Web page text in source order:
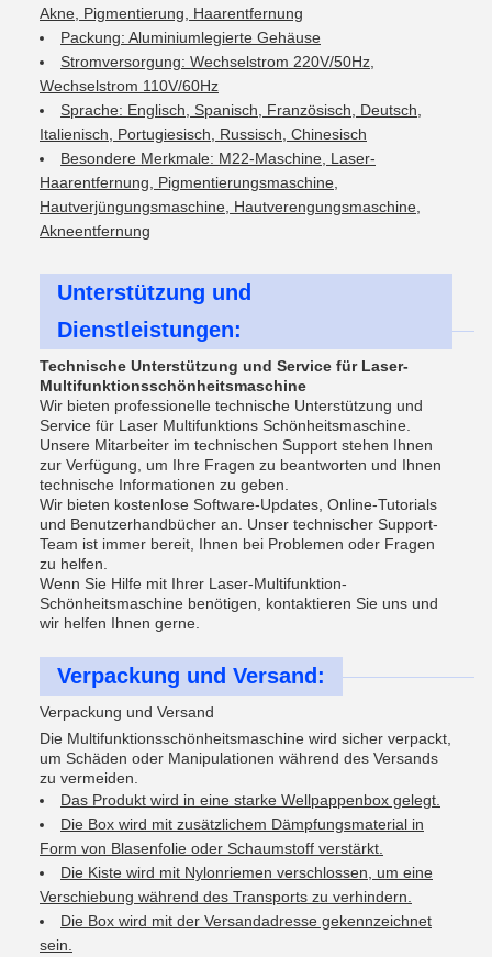
Akne, Pigmentierung, Haarentfernung
Packung: Aluminiumlegierte Gehäuse
Stromversorgung: Wechselstrom 220V/50Hz,
Wechselstrom 110V/60Hz
Sprache: Englisch, Spanisch, Französisch, Deutsch,
Italienisch, Portugiesisch, Russisch, Chinesisch
Besondere Merkmale: M22-Maschine, Laser-
Haarentfernung, Pigmentierungsmaschine,
Hautverjüngungsmaschine, Hautverengungsmaschine,
Akneentfernung
Unterstützung und
Dienstleistungen:
Technische Unterstützung und Service für Laser-
Multifunktionsschönheitsmaschine
Wir bieten professionelle technische Unterstützung und
Service für Laser Multifunktions Schönheitsmaschine.
Unsere Mitarbeiter im technischen Support stehen Ihnen
zur Verfügung, um Ihre Fragen zu beantworten und Ihnen
technische Informationen zu geben.
Wir bieten kostenlose Software-Updates, Online-Tutorials
und Benutzerhandbücher an. Unser technischer Support-
Team ist immer bereit, Ihnen bei Problemen oder Fragen
zu helfen.
Wenn Sie Hilfe mit Ihrer Laser-Multifunktion-
Schönheitsmaschine benötigen, kontaktieren Sie uns und
wir helfen Ihnen gerne.
Verpackung und Versand:
Verpackung und Versand
Die Multifunktionsschönheitsmaschine wird sicher verpackt,
um Schäden oder Manipulationen während des Versands
zu vermeiden.
Das Produkt wird in eine starke Wellpappenbox gelegt.
Die Box wird mit zusätzlichem Dämpfungsmaterial in
Form von Blasenfolie oder Schaumstoff verstärkt.
Die Kiste wird mit Nylonriemen verschlossen, um eine
Verschiebung während des Transports zu verhindern.
Die Box wird mit der Versandadresse gekennzeichnet
sein.